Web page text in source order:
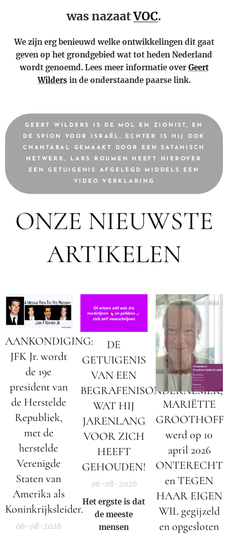
was nazaatVOC.
We zijn erg benieuwd welke ontwikkelingen dit gaat
geven op het grondgebied wat tot heden Nederland
wordt genoemd. Lees meer informatie over Geert
Wildersin de onderstaande paarse link.
GEERT WILDERS IS DE MOL EN ZIONIST, EN
DE SPION VOOR ISRAËL, ECHTER IS HIJ OOK
CHANTABAL GEMAAKT DOOR EEN SATANISCH
NETWERK, LARS ROUMEN HEEFT HIEROVER
EEN GETUIGENIS AFGELEGD MIDDELS EEN
VIDEO VERKLARING
ONZE NIEUWSTE
ARTIKELEN
AANKONDIGING:
JFK Jr. wordt
de 19e
president van
de Herstelde
Republiek,
met de
herstelde
Verenigde
Staten van
Amerika als
Koninkrijksleider.
06-08-2026
DE
GETUIGENIS
VAN EEN
BEGRAFENISONDERNEMER;
WAT HIJ
JARENLANG
VOOR ZICH
HEEFT
GEHOUDEN!
06-08-2026
Het ergste is dat
de meeste
mensen
MARIËTTE
GROOTHOFF
werd op 10
april 2026
ONTERECHT
en TEGEN
HAAR EIGEN
WIL gegijzeld
en opgesloten